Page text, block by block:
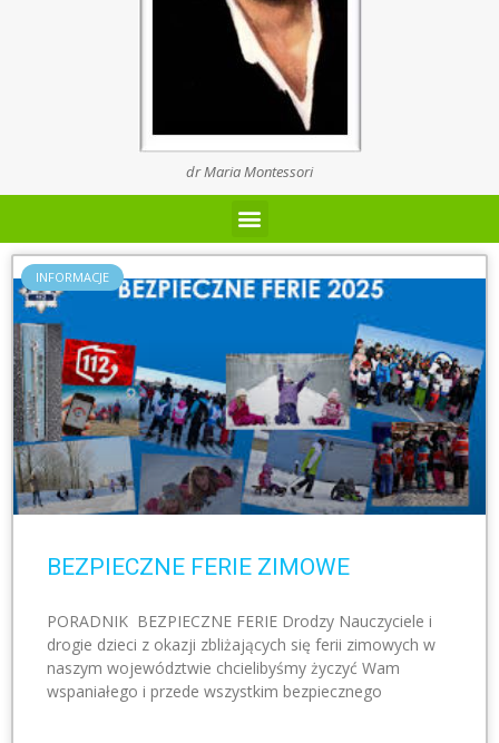
dr Maria Montessori
INFORMACJE
BEZPIECZNE FERIE ZIMOWE
PORADNIK BEZPIECZNE FERIE Drodzy Nauczyciele i
drogie dzieci z okazji zbliżających się ferii zimowych w
naszym województwie chcielibyśmy życzyć Wam
wspaniałego i przede wszystkim bezpiecznego